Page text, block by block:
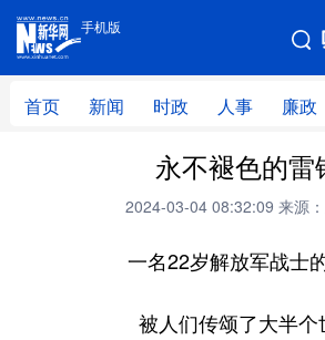
手机版
首页 新闻 时政 人事 廉政
手机版
网站地图
新闻 时政
财经 社会
教育 健康
永不褪色的雷
2024-03-04 08:32:09 来源
一名22岁解放军战士
被人们传颂了大半个